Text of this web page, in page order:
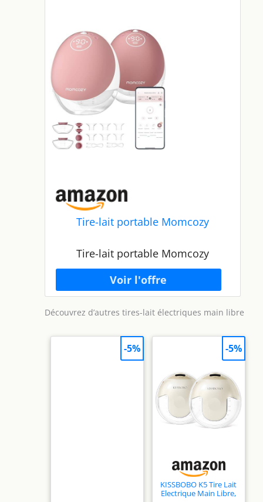
Tire-lait portable Momcozy
Tire-lait portable Momcozy
Découvrez d’autres tires-lait électriques main libre
-5%
KISSBOBO K5 Tire Lait
Electrique Main Libre,
-5%